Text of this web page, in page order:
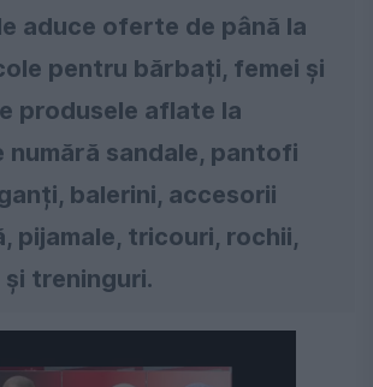
aduce oferte de până la
pentru bărbați, femei și
produsele aflate la
numără sandale, pantofi
balerini, accesorii
pijamale, tricouri, rochii,
treninguri.